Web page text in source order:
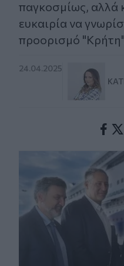
παγκοσμίως, αλλά
ευκαιρία να
προορισμό
24.04.2025